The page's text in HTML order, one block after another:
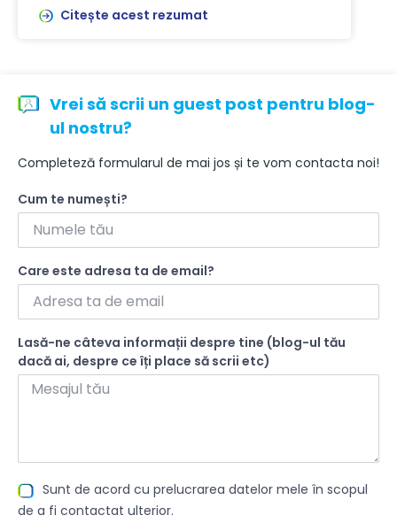
Citește acest rezumat
Vrei să scrii un guest post pentru blog-
ul nostru?
Completeză formularul de mai jos și te vom contacta noi!
Cum te numești?
Care este adresa ta de email?
Lasă-ne câteva informații despre tine (blog-ul tău
dacă ai, despre ce îți place să scrii etc)
Sunt de acord cu prelucrarea datelor mele în scopul
de a fi contactat ulterior.